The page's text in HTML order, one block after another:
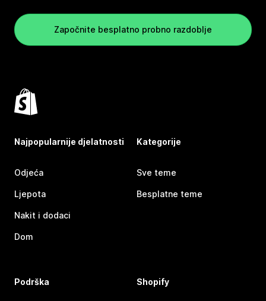
Započnite besplatno probno razdoblje
Najpopularnije djelatnosti
Odjeća
Ljepota
Nakit i dodaci
Dom
Kategorije
Sve teme
Besplatne teme
Podrška Shopify